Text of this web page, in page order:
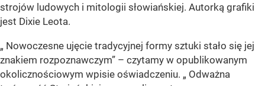
strojów ludowych i mitologii słowiańskiej. Autorką grafiki
jest Dixie Leota.
„ Nowoczesne ujęcie tradycyjnej formy sztuki stało się jej
znakiem rozpoznawczym” – czytamy w opublikowanym
okolicznościowym wpisie oświadczeniu. „ Odważna